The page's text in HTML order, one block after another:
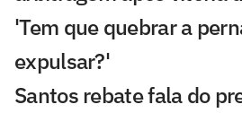
'Tem que quebrar a
expulsar?'
Santos rebate fala do